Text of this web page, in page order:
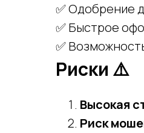
✅ Одобрение
✅ Быстрое
✅
Риски ⚠️
Высокая
Риск